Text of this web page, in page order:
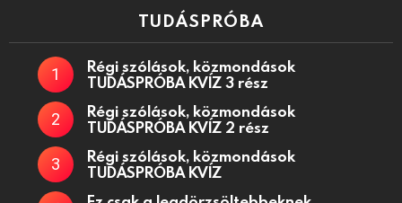
TUDÁSPRÓBA
Régi szólások, közmondások
TUDÁSPRÓBA KVÍZ 3 rész
Régi szólások, közmondások
TUDÁSPRÓBA KVÍZ 2 rész
Régi szólások, közmondások
TUDÁSPRÓBA KVÍZ